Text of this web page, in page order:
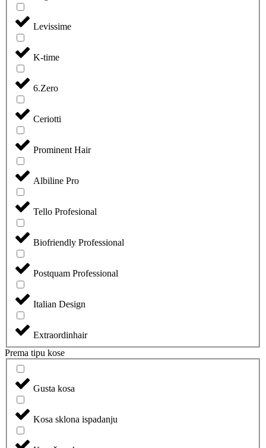
Levissime
K-time
6.Zero
Ceriotti
Prominent Hair
Albiline Pro
Tello Profesional
Biofriendly Professional
Postquam Professional
Italian Design
Extraordinhair
Prema tipu kose
Gusta kosa
Kosa sklona ispadanju